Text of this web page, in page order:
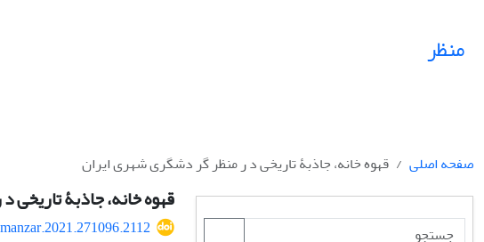
منظر
صفحه اصلی قهوه خانه، جاذبۀ تاریخی د ر منظر گر دشگری شهری ایران
قهوه خانه، جاذبۀ